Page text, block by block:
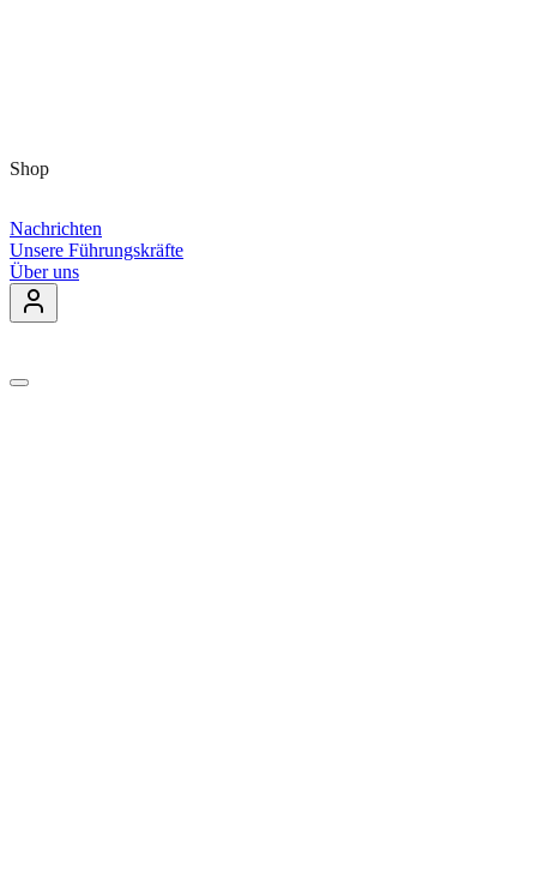
Shop
Nachrichten
Unsere Führungskräfte
Über uns